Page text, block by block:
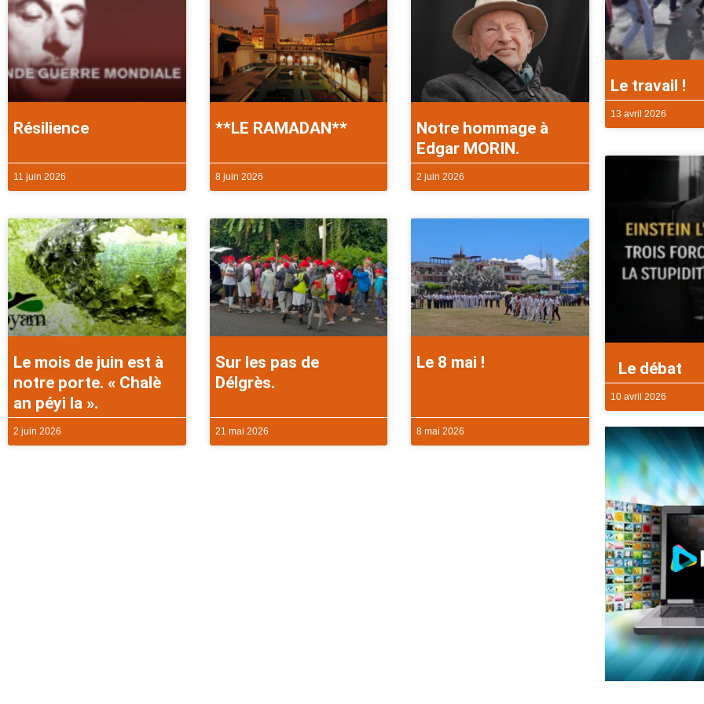
Résilience
11 juin 2026
**LE RAMADAN**
8 juin 2026
Notre hommage à
Edgar MORIN.
2 juin 2026
Le mois de juin est à
notre porte. « Chalè
an péyi la ».
2 juin 2026
Sur les pas de
Délgrès.
21 mai 2026
Le 8 mai !
8 mai 2026
Le travail !
13 avril 2026
Le débat
10 avril 2026